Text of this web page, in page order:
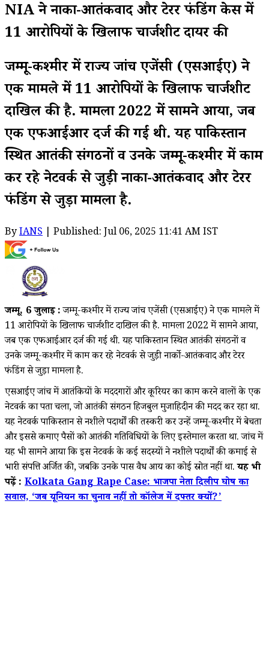
NIA ने नार्को-आतंकवाद और टेरर फंडिंग केस में
11 आरोपियों के खिलाफ चार्जशीट दायर की
जम्मू-कश्मीर में राज्य जांच एजेंसी (एसआईए) ने
एक मामले में 11 आरोपियों के खिलाफ चार्जशीट
दाखिल की है. मामला 2022 में सामने आया, जब
एक एफआईआर दर्ज की गई थी. यह पाकिस्तान
स्थित आतंकी संगठनों व उनके जम्मू-कश्मीर में काम
कर रहे नेटवर्क से जुड़ी नार्को-आतंकवाद और टेरर
फंडिंग से जुड़ा मामला है.
ByIANS | Published: Jul 06, 2025 11:41 AM IST
जम्मू, 6 जुलाई :जम्मू-कश्मीर में राज्य जांच एजेंसी (एसआईए) ने एक मामले में
11 आरोपियों के खिलाफ चार्जशीट दाखिल की है. मामला 2022 में सामने आया,
जब एक एफआईआर दर्ज की गई थी. यह पाकिस्तान स्थित आतंकी संगठनों व
उनके जम्मू-कश्मीर में काम कर रहे नेटवर्क से जुड़ी नार्को-आतंकवाद और टेरर
फंडिंग से जुड़ा मामला है.
एसआईए जांच में आतंकियों के मददगारों और कूरियर का काम करने वालों के एक
नेटवर्क का पता चला, जो आतंकी संगठन हिजबुल मुजाहिदीन की मदद कर रहा था.
यह नेटवर्क पाकिस्तान से नशीले पदार्थों की तस्करी कर उन्हें जम्मू-कश्मीर में बेचता
और इससे कमाए पैसों को आतंकी गतिविधियों के लिए इस्तेमाल करता था. जांच में
यह भी सामने आया कि इस नेटवर्क के कई सदस्यों ने नशीले पदार्थों की कमाई से
भारी संपत्ति अर्जित की, जबकि उनके पास वैध आय का कोई स्रोत नहीं था.यह भी
पढ़ें : Kolkata Gang Rape Case: भाजपा नेता दिलीप घोष का
सवाल, ‘जब यूनियन का चुनाव नहीं तो कॉलेज में दफ्तर क्यों?’